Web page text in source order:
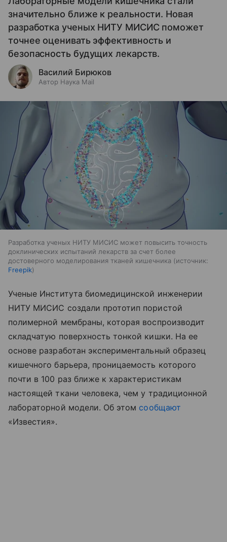
значительно ближе к реальности. Новая
разработка ученых НИТУ МИСИС поможет
точнее оценивать эффективность и
безопасность будущих лекарств.
Василий Бирюков
Автор Наука Mail
Разработка ученых НИТУ МИСИС может повысить точность
доклинических испытаний лекарств за счет более
достоверного моделирования тканей кишечника
источник:
Freepik
Ученые Института биомедицинской инженерии
НИТУ МИСИС создали прототип пористой
полимерной мембраны, которая воспроизводит
складчатую поверхность тонкой кишки. На ее
основе разработан экспериментальный образец
кишечного барьера, проницаемость которого
почти в 100 раз ближе к характеристикам
настоящей ткани человека, чем у традиционной
лабораторной модели. Об этом сообщают
«Известия».